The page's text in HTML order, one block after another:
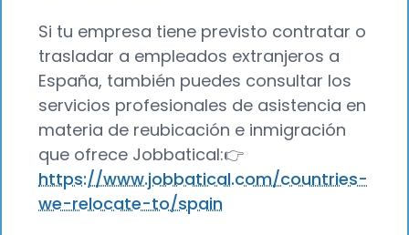
Si tu empresa tiene previsto contratar o
trasladar a empleados extranjeros a
España, también puedes consultar los
servicios profesionales de asistencia en
materia de reubicación e inmigración
que ofrece Jobbatical:👉
https://www.jobbatical.com/countries-
we-relocate-to/spain